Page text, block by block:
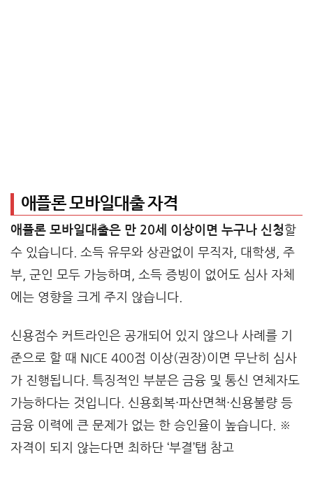
애플론 모바일대출 자격
애플론 모바일대출은 만 20세 이상이면 누구나 신청할
수 있습니다. 소득 유무와 상관없이 무직자, 대학생, 주
부, 군인 모두 가능하며, 소득 증빙이 없어도 심사 자체
에는 영향을 크게 주지 않습니다.
신용점수 커트라인은 공개되어 있지 않으나 사례를 기
준으로 할 때 NICE 400점 이상(권장)이면 무난히 심사
가 진행됩니다. 특징적인 부분은 금융 및 통신 연체자도
가능하다는 것입니다. 신용회복·파산면책·신용불량 등
금융 이력에 큰 문제가 없는 한 승인율이 높습니다. ※
자격이 되지 않는다면 최하단 ‘부결’탭 참고